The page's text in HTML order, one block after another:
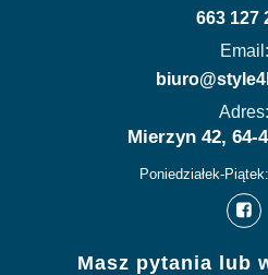
663 127
Email:
Adres:
Mierzyn 42, 64-
Poniedziałek-
Linki w stopce
Masz pytania lub